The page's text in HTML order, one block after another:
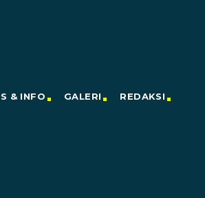
& INFO GALERI REDAKSI